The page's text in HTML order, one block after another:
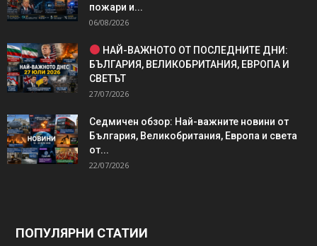
пожари и...
06/08/2026
НАЙ-ВАЖНОТО ОТ ПОСЛЕДНИТЕ ДНИ:
БЪЛГАРИЯ, ВЕЛИКОБРИТАНИЯ, ЕВРОПА И
СВЕТЪТ
27/07/2026
Седмичен обзор: Най-важните новини от
България, Великобритания, Европа и света
от...
22/07/2026
ПОПУЛЯРНИ СТАТИИ